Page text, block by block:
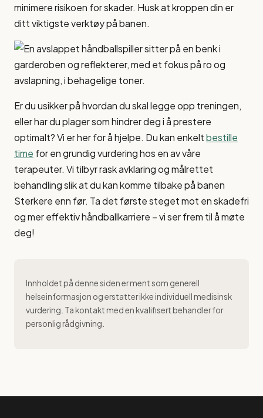
minimere risikoen for skader. Husk at kroppen din er
ditt viktigste verktøy på banen.
Er du usikker på hvordan du skal legge opp treningen,
eller har du plager som hindrer deg i å prestere
optimalt? Vi er her for å hjelpe. Du kan enkeltbestille
time for en grundig vurdering hos en av våre
terapeuter. Vi tilbyr rask avklaring og målrettet
behandling slik at du kan komme tilbake på banen
Sterkere enn før. Ta det første steget mot en skadefri
og mer effektiv håndballkarriere – vi ser frem til å møte
deg!
Innholdet på denne siden er ment som generell
helseinformasjon og erstatter ikke individuell medisinsk
vurdering. Ta kontakt med en kvalifisert behandler for
personlig rådgivning.